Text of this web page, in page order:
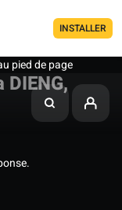
INSTALLER
pied de page